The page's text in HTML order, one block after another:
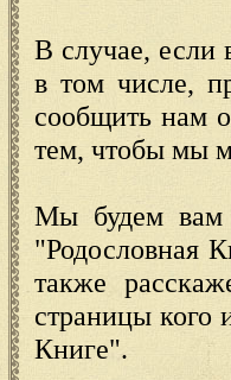
В случае, если
в том числе,
сообщить нам
тем, чтобы мы
Мы будем вам
"Родословная
также
страницы кого
Книге".